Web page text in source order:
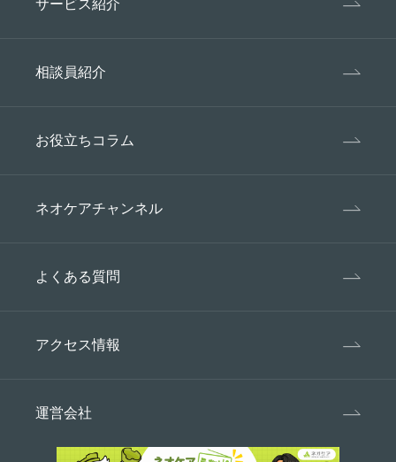
サービス紹介
相談員紹介
お役立ちコラム
ネオケアチャンネル
よくある質問
アクセス情報
運営会社